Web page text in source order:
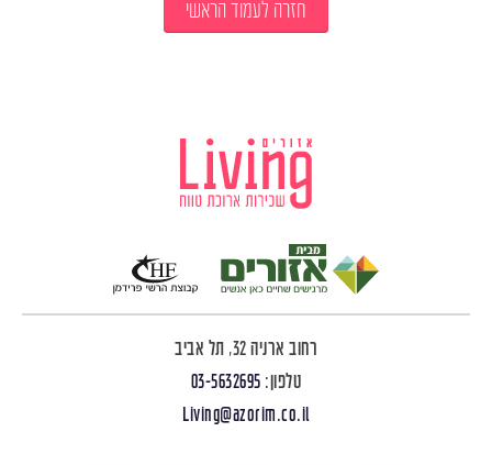
חזרה לעמוד הראשי
רחוב ארניה 32, תל אביב
טלפון: 03-5632695
Living@azorim.co.il